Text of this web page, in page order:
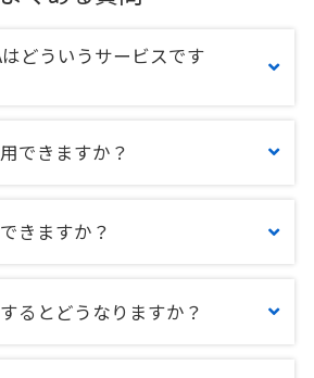
どういうサービスです
できますか？
きますか？
るとどうなりますか？